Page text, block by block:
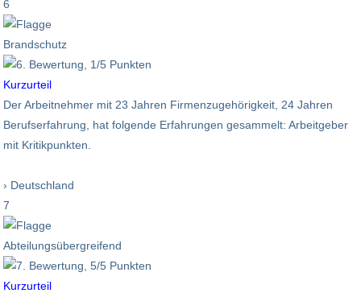
6
Brandschutz
Kurzurteil
Der Arbeitnehmer mit 23 Jahren Firmenzugehörigkeit, 24 Jahren
Berufserfahrung, hat folgende Erfahrungen gesammelt: Arbeitgeber
mit Kritikpunkten.
› Deutschland
7
Abteilungsübergreifend
Kurzurteil